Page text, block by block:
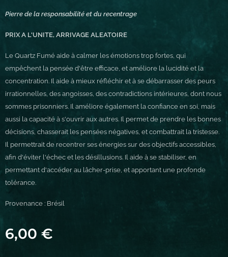
Pierre de la responsabilité et du recentrage
PRIX A L'UNITE, ARRIVAGE ALEATOIRE
Le Quartz Fumé aide à calmer les émotions trop fortes, qui
empêchent la pensée d'être efficace, et améliore la lucidité et la
concentration. Il aide à mieux réfléchir et à se débarrasser des peurs
irrationnelles, des angoisses, des contradictions intérieures, dont nous
sommes prisonniers. Il améliore également la confiance en soi, mais
aussi la capacité à s'ouvrir aux autres. Il permet de prendre les bonnes
décisions, chasserait les pensées négatives, et combattrait la tristesse.
Il permettrait de recentrer ses énergies sur des objectifs accessibles,
afin d'éviter l'échec et les désillusions. Il aide à se stabiliser, en
permettant d'accéder au lâcher-prise, et apportant une profonde
tolérance.
Provenance : Brésil
6,00 €